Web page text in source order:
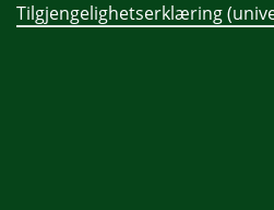
Tilgjengelighetserklæring